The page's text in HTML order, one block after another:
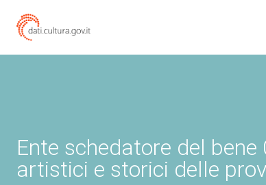
Ente schedatore del
artistici e storici delle